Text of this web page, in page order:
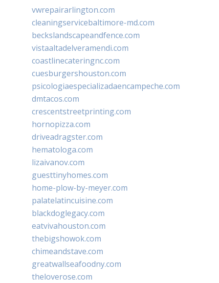
vwrepairarlington.com
cleaningservicebaltimore-md.com
beckslandscapeandfence.com
vistaaltadelveramendi.com
coastlinecateringnc.com
cuesburgershouston.com
psicologiaespecializadaencampeche.com
dmtacos.com
crescentstreetprinting.com
hornopizza.com
driveadragster.com
hematologa.com
lizaivanov.com
guesttinyhomes.com
home-plow-by-meyer.com
palatelatincuisine.com
blackdoglegacy.com
eatvivahouston.com
thebigshowok.com
chimeandstave.com
greatwallseafoodny.com
theloverose.com